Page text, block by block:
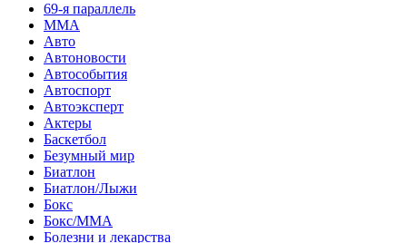
69-я параллель
MMA
Авто
Автоновости
Автособытия
Автоспорт
Автоэксперт
Актеры
Баскетбол
Безумный мир
Биатлон
Биатлон/Лыжи
Бокс
Бокс/MMA
Болезни и лекарства